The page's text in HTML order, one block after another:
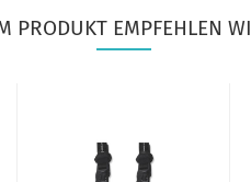
PRODUKT EMPFEHLEN